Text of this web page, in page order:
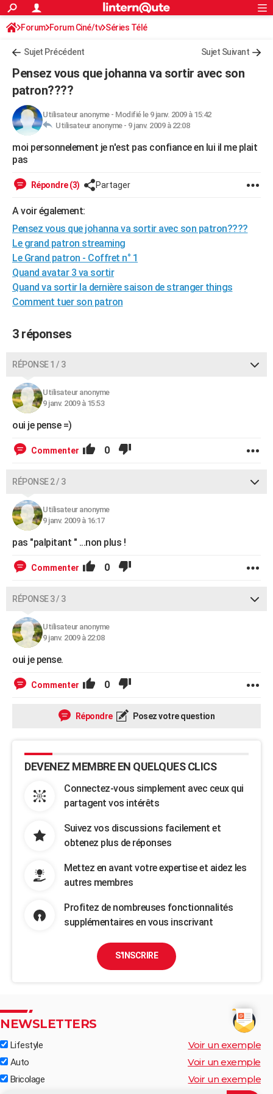
ACTUALITÉS
Politique
Société
Faits Divers
Education
Monde
Villes
+
Programme TV
Streaming
Cinéma
Sorties cinéma
Musique
FINANCE
Retraite
Impôts
Epargne
Immobilier
Risques naturels par ville
Banque
Assurance
Crédit
AUTO
Essais
Réserver un essai
Citadines
Berlines
SUV
Forum auto
HIGH-TECH
Mobiles
Meilleur smartphone
Internet
Ordinateurs
Jeux vidéo
Guide high-tech
+BRICOLAGE
Forum
Aménagement intérieur
Extérieur
Cuisine
Salle de bains
Jardinage
Rangement
WEEK-END
Guides de France
Escapades
Patrimoine
Expositions
Musées
Week-end nature
+LIFESTYLE
Art de vivre
Bien-être
Loisirs
Mode
Modes de vie
SANTE
Alimentation
Guide de la santé
Maladies
Médicaments
Sommeil
VOYAGE
Destinations
City break
Voyage nature
Voyage de noces
Forum
Climat
+PHOTO
BONS PLANS
CARTE DE VOEUX
Carte de Noël
Carte Bonne année
Carte Saint-Valentin
Carte Pâques
Carte d'anniversaire
DICTIONNAIRE
Dictionnaire
Biographies
Citations
Expressions
Proverbes
PROGRAMME TV
S'inscrire
Se connecter
Lycées
Collèges
Primaires
Universités
Entreprises
Service militaire
Avis de recherche
FORUM
Bricolage
Lifestyle
Culture
Sport
Auto
Television
Voyage
Cinema
S'inscrire
Connexion
Forum Forum Ciné/tv Séries Télé
Sujet Précédent Sujet Suivant
Pensez vous que johanna va sortir avec son
patron????
Utilisateur anonyme- Modifié le 9 janv. 2009 à 15:42
Utilisateur anonyme - 9 janv. 2009 à 22:08
moi personnelement je n'est pas confiance en lui il me plait
pas
Répondre (3) Partager
A voir également:
Pensez vous que johanna va sortir avec son patron????
Le grand patron streaming
Le Grand patron - Coffret n° 1
Quand avatar 3 va sortir
Quand va sortir la dernière saison de stranger things
Comment tuer son patron
3 réponses
RÉPONSE 1 / 3
Utilisateur anonyme
9 janv. 2009 à 15:53
oui je pense =)
Commenter 0
RÉPONSE 2 / 3
Utilisateur anonyme
9 janv. 2009 à 16:17
pas "palpitant " ...non plus !
Commenter 0
RÉPONSE 3 / 3
Utilisateur anonyme
9 janv. 2009 à 22:08
oui je pense.
Commenter 0
Répondre Posez votre question
DEVENEZ MEMBRE EN QUELQUES CLICS
Connectez-vous simplement avec ceux qui
partagent vos intérêts
Suivez vos discussions facilement et
obtenez plus de réponses
Mettez en avant votre expertise et aidez les
autres membres
Profitez de nombreuses fonctionnalités
supplémentaires en vous inscrivant
S'INSCRIRE
NEWSLETTERS
Lifestyle Voir un exemple
Auto Voir un exemple
Bricolage Voir un exemple